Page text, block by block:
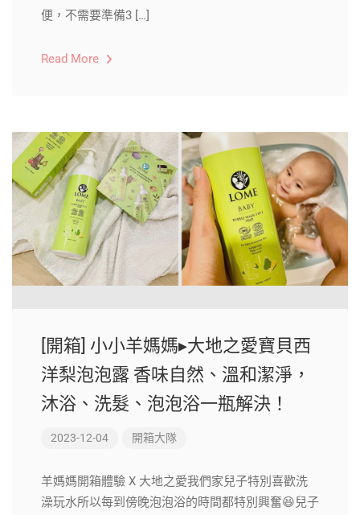
便，不需要準備3 […]
Read More
[開箱] 小小羊媽媽▸大地之愛寶貝西
洋梨泡泡露 香味自然、溫和潔淨，
沐浴、洗髮、泡泡浴一瓶解決！
2023-12-04 開箱大隊
羊媽媽開箱體驗 X 大地之愛我們家兒子特別喜歡洗
澡玩水所以每到傍晚泡泡浴的時間都特別興奮😆兒子